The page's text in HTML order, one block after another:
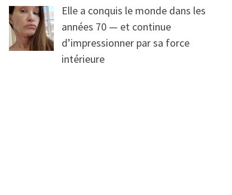
Elle a conquis le monde dans les
années 70 — et continue
d’impressionner par sa force
intérieure